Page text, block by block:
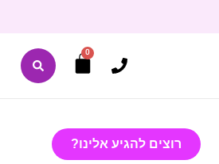
0
רוצים להגיע אלינו?